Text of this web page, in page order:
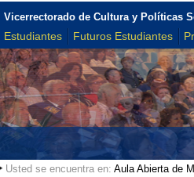
Vicerrectorado de Cultura y Políticas
Estudiantes Futuros Estudiantes
Usted se encuentra en: Aula Abierta de